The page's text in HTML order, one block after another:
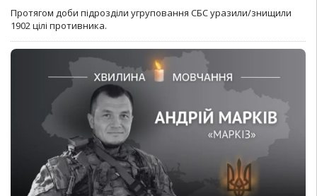
Протягом доби підрозділи угруповання СБС уразили/знищили
1902 цілі противника.